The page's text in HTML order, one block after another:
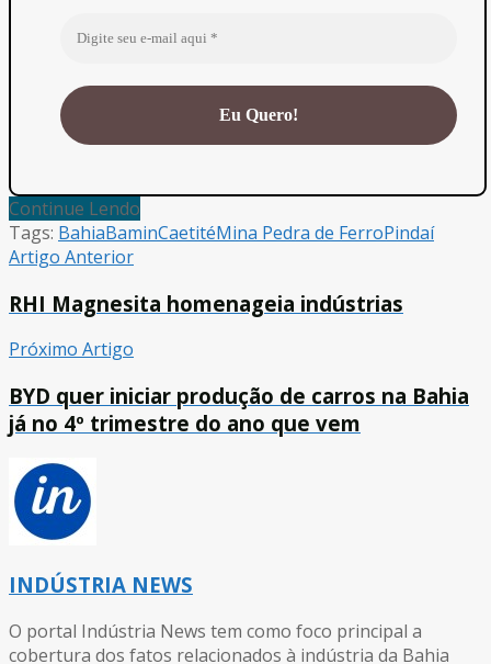
Continue Lendo
Tags: BahiaBaminCaetitéMina Pedra de FerroPindaí
Artigo Anterior
RHI Magnesita homenageia indústrias
Próximo Artigo
BYD quer iniciar produção de carros na Bahia
já no 4º trimestre do ano que vem
INDÚSTRIA NEWS
O portal Indústria News tem como foco principal a
cobertura dos fatos relacionados à indústria da Bahia